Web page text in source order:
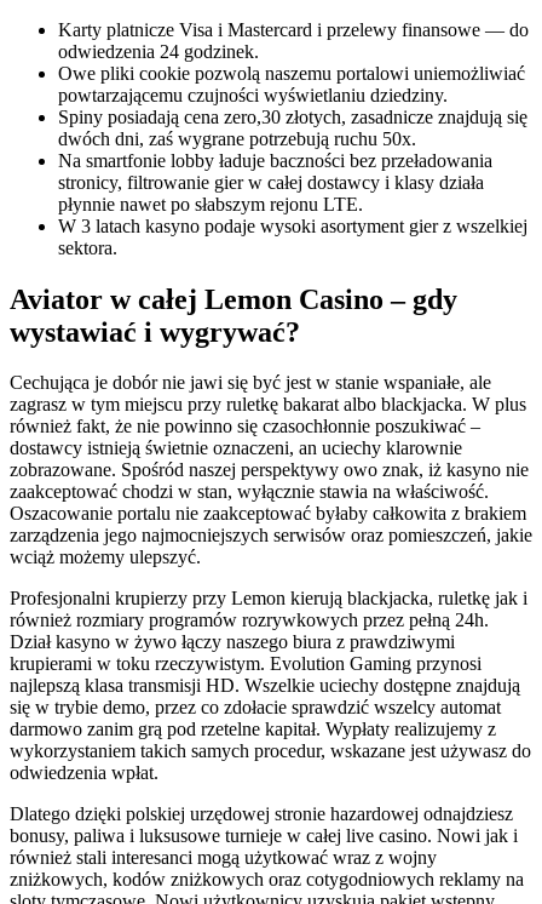
Karty platnicze Visa i Mastercard i przelewy finansowe — do
odwiedzenia 24 godzinek.
Owe pliki cookie pozwolą naszemu portalowi uniemożliwiać
powtarzającemu czujności wyświetlaniu dziedziny.
Spiny posiadają cena zero,30 złotych, zasadnicze znajdują się
dwóch dni, zaś wygrane potrzebują ruchu 50x.
Na smartfonie lobby ładuje baczności bez przeładowania
stronicy, filtrowanie gier w całej dostawcy i klasy działa
płynnie nawet po słabszym rejonu LTE.
W 3 latach kasyno podaje wysoki asortyment gier z wszelkiej
sektora.
Aviator w całej Lemon Casino – gdy
wystawiać i wygrywać?
Cechująca je dobór nie jawi się być jest w stanie wspaniałe, ale
zagrasz w tym miejscu przy ruletkę bakarat albo blackjacka. W plus
również fakt, że nie powinno się czasochłonnie poszukiwać –
dostawcy istnieją świetnie oznaczeni, an uciechy klarownie
zobrazowane. Spośród naszej perspektywy owo znak, iż kasyno nie
zaakceptować chodzi w stan, wyłącznie stawia na właściwość.
Oszacowanie portalu nie zaakceptować byłaby całkowita z brakiem
zarządzenia jego najmocniejszych serwisów oraz pomieszczeń, jakie
wciąż możemy ulepszyć.
Profesjonalni krupierzy przy Lemon kierują blackjacka, ruletkę jak i
również rozmiary programów rozrywkowych przez pełną 24h.
Dział kasyno w żywo łączy naszego biura z prawdziwymi
krupierami w toku rzeczywistym. Evolution Gaming przynosi
najlepszą klasa transmisji HD. Wszelkie uciechy dostępne znajdują
się w trybie demo, przez co zdołacie sprawdzić wszelcy automat
darmowo zanim grą pod rzetelne kapitał. Wypłaty realizujemy z
wykorzystaniem takich samych procedur, wskazane jest używasz do
odwiedzenia wpłat.
Dlatego dzięki polskiej urzędowej stronie hazardowej odnajdziesz
bonusy, paliwa i luksusowe turnieje w całej live casino. Nowi jak i
również stali interesanci mogą użytkować wraz z wojny
zniżkowych, kodów zniżkowych oraz cotygodniowych reklamy na